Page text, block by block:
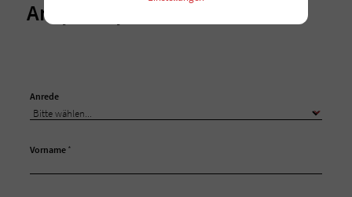
Ansprechpartner
Anrede
Vorname *